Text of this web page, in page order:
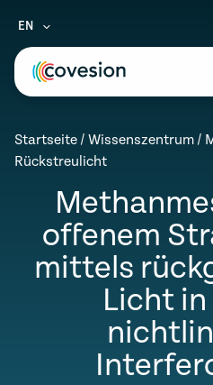
menu
menu
menu
EN
Startseite / Wissenszentrum /
Rückstreulicht
offenem
mittels
Licht